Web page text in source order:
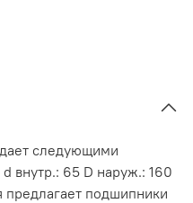
следующими
внутр.: 65 D наруж.: 160
подшипники